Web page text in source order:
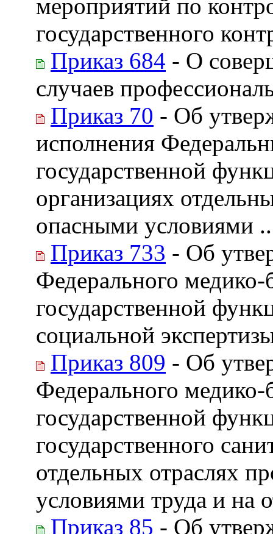
мероприятий по
государственного
Приказ 684 - О
случаев
Приказ 70 - Об
исполнения
государственной
организациях
опасными условиями
Приказ 733 - Об
Федерального медико-
государственной
социальной
Приказ 809 - Об
Федерального медико-
государственной
государственного
отдельных отраслях
условиями труда и на
Приказ 85 - Об